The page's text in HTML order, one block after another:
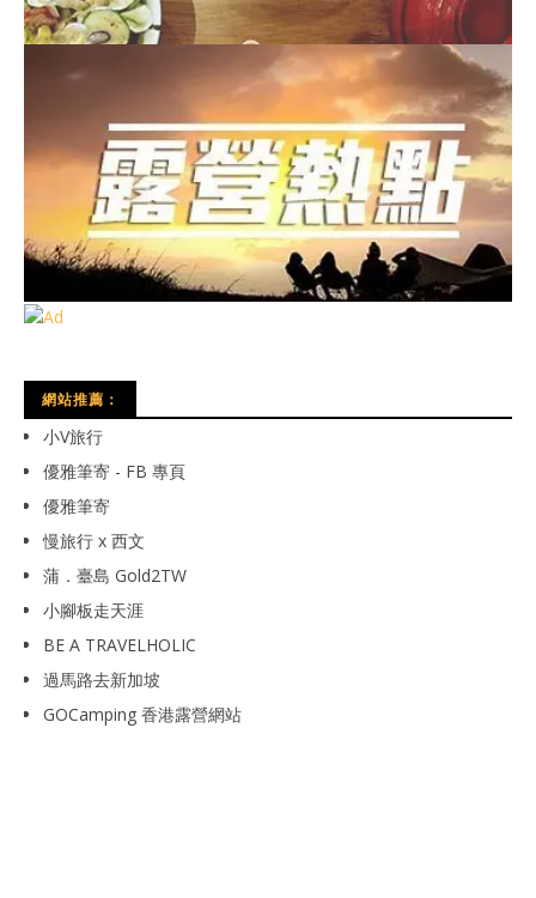
網站推薦：
小V旅行
優雅筆寄 - FB 專頁
優雅筆寄
慢旅行 x 西文
蒲．臺島 Gold2TW
小腳板走天涯
BE A TRAVELHOLIC
過馬路去新加坡
GOCamping 香港露營網站